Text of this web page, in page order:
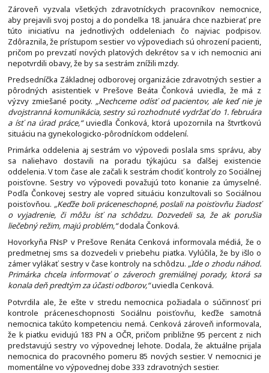
Zároveň vyzvala všetkých zdravotníckych pracovníkov nemocnice,
aby prejavili svoj postoj a do pondelka 18. januára chce nazbierať pre
túto iniciatívu na jednotlivých oddeleniach čo najviac podpisov.
Zdôraznila, že prístupom sestier vo výpovediach sú ohrození pacienti,
pričom po prevzatí nových platových dekrétov sa v ich nemocnici ani
nepotvrdili obavy, že by sa sestrám znížili mzdy.
Predsedníčka Základnej odborovej organizácie zdravotných sestier a
pôrodných asistentiek v Prešove Beáta Čonková uviedla, že má z
výzvy zmiešané pocity. „Nechceme odísť od pacientov, ale keď nie je
dvojstranná komunikácia, sestry sú rozhodnuté vydržať do 1. februára
a ísť na úrad práce,“uviedla Čonková, ktorá upozornila na štvrtkovú
situáciu na gynekologicko-pôrodníckom oddelení.
Primárka oddelenia aj sestrám vo výpovedi poslala sms správu, aby
sa naliehavo dostavili na poradu týkajúcu sa ďalšej existencie
oddelenia. V tom čase ale začali k sestrám chodiť kontroly zo Sociálnej
poisťovne. Sestry vo výpovedi považujú toto konanie za úmyselné.
Podľa Čonkovej sestry ale vopred situáciu konzultovali so Sociálnou
poisťovňou. „Keďže boli práceneschopné, poslali na poisťovňu žiadosť
o vyjadrenie, či môžu ísť na schôdzu. Dozvedeli sa, že ak porušia
liečebný režim, majú problém,“dodala Čonková.
Hovorkyňa FNsP v Prešove Renáta Cenková informovala médiá, že o
predmetnej sms sa dozvedeli v priebehu piatka. Vylúčila, že by išlo o
zámer vylákať sestry v čase kontroly na schôdzu. „Ide o zhodu náhod.
Primárka chcela informovať o záveroch gremiálnej porady, ktorá sa
konala deň predtým za účasti odborov,“uviedla Cenková.
Potvrdila ale, že ešte v stredu nemocnica požiadala o súčinnosť pri
kontrole práceneschopnosti Sociálnu poisťovňu, keďže samotná
nemocnica takúto kompetenciu nemá. Cenková zároveň informovala,
že k piatku evidujú 183 PN a OČR, pričom približne 95 percent z nich
predstavujú sestry vo výpovednej lehote. Dodala, že aktuálne prijala
nemocnica do pracovného pomeru 85 nových sestier. V nemocnici je
momentálne vo výpovednej dobe 333 zdravotných sestier.